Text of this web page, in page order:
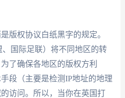
版权协议白纸黑字的规定。
国际足联）将不同地区的转
了确保各地区的版权方利
段（主要是检测IP地址的地理
访问。所以，当你在英国打